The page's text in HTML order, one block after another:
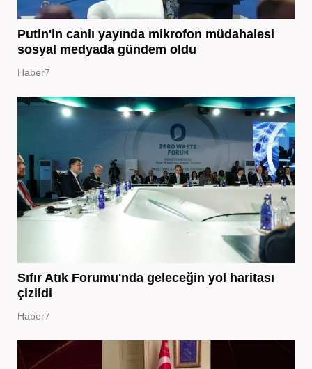
Putin'in canlı yayında mikrofon müdahalesi
sosyal medyada gündem oldu
Haber7
Sıfır Atık Forumu'nda geleceğin yol haritası
çizildi
Haber7